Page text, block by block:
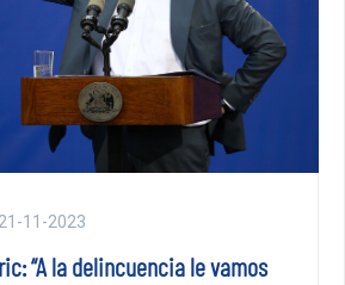
21-11-2023
“A la delincuencia le vamos